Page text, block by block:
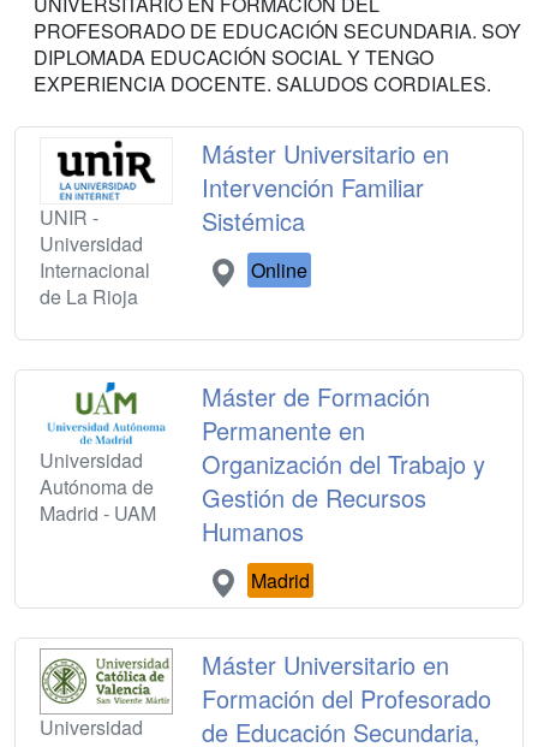
PROFESORADO DE EDUCACIÓN SECUNDARIA. SOY
DIPLOMADA EDUCACIÓN SOCIAL Y TENGO
EXPERIENCIA DOCENTE. SALUDOS CORDIALES.
UNIR -
Universidad
Internacional
de La Rioja
Máster Universitario en
Intervención Familiar
Sistémica
Online
Universidad
Autónoma de
Madrid - UAM
Máster de Formación
Permanente en
Organización del Trabajo y
Gestión de Recursos
Humanos
Madrid
Universidad
Máster Universitario en
Formación del Profesorado
de Educación Secundaria,